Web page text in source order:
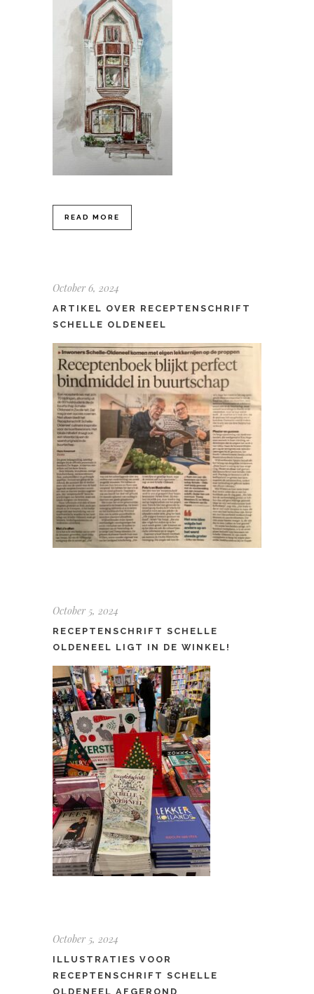
READ MORE
October 6, 2024
ARTIKEL OVER RECEPTENSCHRIFT
SCHELLE OLDENEEL
October 5, 2024
RECEPTENSCHRIFT SCHELLE
OLDENEEL LIGT IN DE WINKEL!
October 5, 2024
ILLUSTRATIES VOOR
RECEPTENSCHRIFT SCHELLE
OLDENEEL AFGEROND